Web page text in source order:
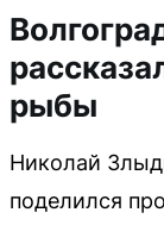
рыбы
Николай
поделился